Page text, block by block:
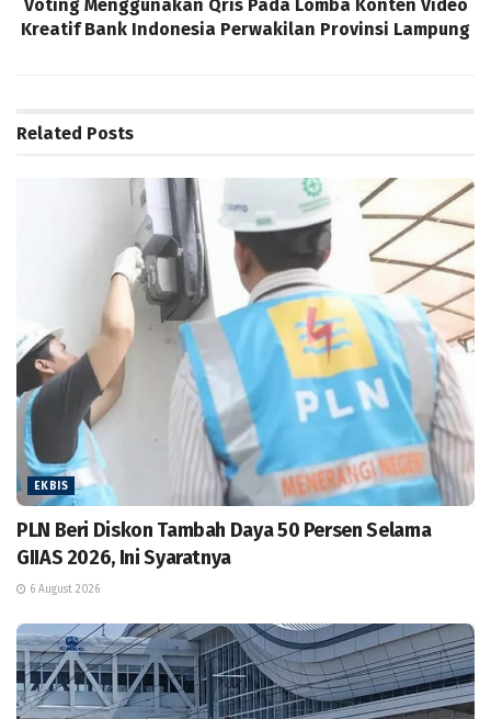
Voting Menggunakan Qris Pada Lomba Konten Video
Kreatif Bank Indonesia Perwakilan Provinsi Lampung
Related Posts
EKBIS
PLN Beri Diskon Tambah Daya 50 Persen Selama
GIIAS 2026, Ini Syaratnya
6 August 2026